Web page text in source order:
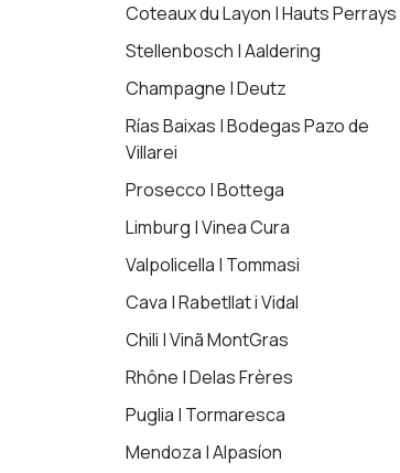
Coteaux du Layon | Hauts Perrays
Stellenbosch | Aaldering
Champagne | Deutz
Rías Baixas | Bodegas Pazo de
Villarei
Prosecco | Bottega
Limburg | Vinea Cura
Valpolicella | Tommasi
Cava | Rabetllat i Vidal
Chili | Vinã MontGras
Rhône | Delas Frères
Puglia | Tormaresca
Mendoza | Alpasíon